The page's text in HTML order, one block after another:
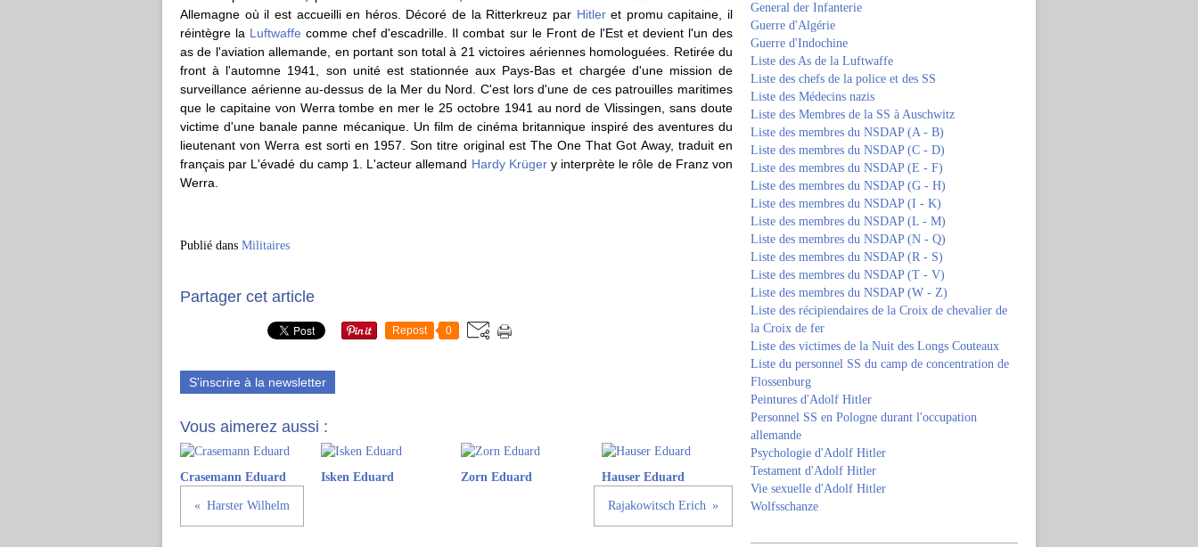
Allemagne où il est accueilli en héros. Décoré de la Ritterkreuz par Hitleret promu capitaine, il
réintègre la Luftwaffe comme chef d'escadrille. Il combat sur le Front de l'Est et devient l'un des
as de l'aviation allemande, en portant son total à 21 victoires aériennes homologuées. Retirée du
front à l'automne 1941, son unité est stationnée aux Pays-Bas et chargée d'une mission de
surveillance aérienne au-dessus de la Mer du Nord. C'est lors d'une de ces patrouilles maritimes
que le capitaine von Werra tombe en mer le 25 octobre 1941 au nord de Vlissingen, sans doute
victime d'une banale panne mécanique. Un film de cinéma britannique inspiré des aventures du
lieutenant von Werra est sorti en 1957. Son titre original est The One That Got Away, traduit en
français par L'évadé du camp 1. L'acteur allemand Hardy Krügery interprète le rôle de Franz von
Werra.
Publié dans Militaires
Partager cet article
Repost 0
S'inscrire à la newsletter
Vous aimerez aussi :
Crasemann Eduard Isken Eduard Zorn Eduard Hauser Eduard
Harster Wilhelm Rajakowitsch Erich
General der Infanterie
Guerre d'Algérie
Guerre d'Indochine
Liste des As de la Luftwaffe
Liste des chefs de la police et des SS
Liste des Médecins nazis
Liste des Membres de la SS à Auschwitz
Liste des membres du NSDAP (A - B)
Liste des membres du NSDAP (C - D)
Liste des membres du NSDAP (E - F)
Liste des membres du NSDAP (G - H)
Liste des membres du NSDAP (I - K)
Liste des membres du NSDAP (L - M)
Liste des membres du NSDAP (N - Q)
Liste des membres du NSDAP (R - S)
Liste des membres du NSDAP (T - V)
Liste des membres du NSDAP (W - Z)
Liste des récipiendaires de la Croix de chevalier de
la Croix de fer
Liste des victimes de la Nuit des Longs Couteaux
Liste du personnel SS du camp de concentration de
Flossenburg
Peintures d'Adolf Hitler
Personnel SS en Pologne durant l'occupation
allemande
Psychologie d'Adolf Hitler
Testament d'Adolf Hitler
Vie sexuelle d'Adolf Hitler
Wolfsschanze